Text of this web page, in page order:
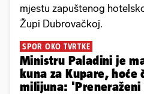
mjestu zapuštenog
Župi Dubrovačkoj.
SPOR OKO TVRTKE
Ministru Paladini je
kuna za Kupare, hoće
milijuna: 'Preneraženi